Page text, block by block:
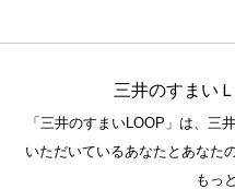
三井のすまい
「三井のすまいLOOP」は、三
いただいているあなたとあなた
もっ